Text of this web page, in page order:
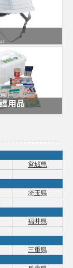
宮城県
埼玉県
福井県
三重県